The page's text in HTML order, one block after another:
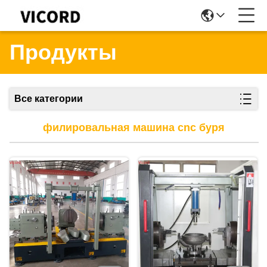
Продукты
Все категории
филировальная машина cnc буря